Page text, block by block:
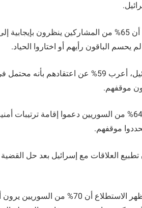
في سوريا، بين الاستطلاع أن 65% من المشاركين
موقفهم.
على صعيد “حزب الله”، أظهر